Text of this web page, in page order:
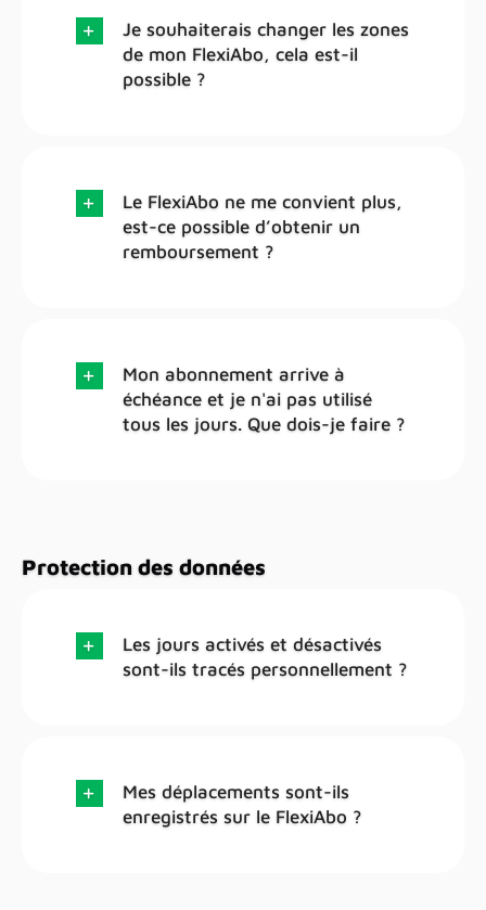
Je souhaiterais changer les zones
de mon FlexiAbo, cela est-il
possible ?
Le FlexiAbo ne me convient plus,
est-ce possible d’obtenir un
remboursement ?
Mon abonnement arrive à
échéance et je n'ai pas utilisé
tous les jours. Que dois-je faire ?
Les jours activés et désactivés
sont-ils tracés personnellement ?
Mes déplacements sont-ils
enregistrés sur le FlexiAbo ?
Protection des données